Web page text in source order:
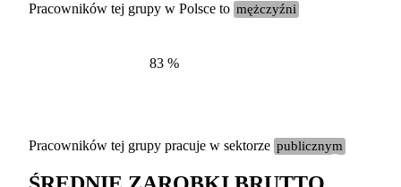
Pracowników tej grupy w Polsce to mężczyźni
83 %
Pracowników tej grupy pracuje w sektorze publicznym